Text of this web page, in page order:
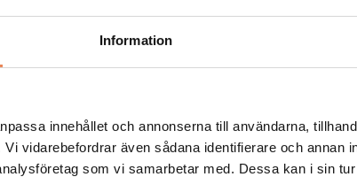
Information
innehållet och annonserna till användarna,
vidarebefordrar även sådana identifierare och annan
som vi samarbetar med. Dessa kan i sin
material på besoksliv.se är skyddat
enligt lagen om upphovsrätt.